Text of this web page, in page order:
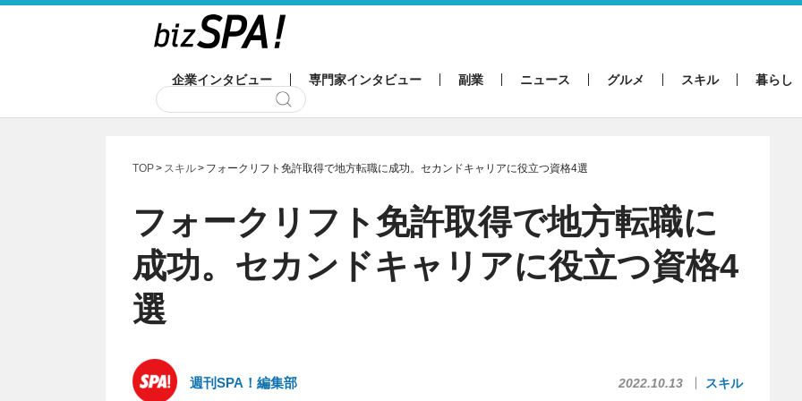
企業インタビュー 専門家インタビュー 副業 ニュース グルメ スキル 暮らし
TOP スキル フォークリフト免許取得で地方転職に成功。セカンドキャリアに役立つ資格4選
フォークリフト免許取得で地方転職に
成功。セカンドキャリアに役立つ資格4
選
週刊SPA！編集部 2022.10.13 スキル